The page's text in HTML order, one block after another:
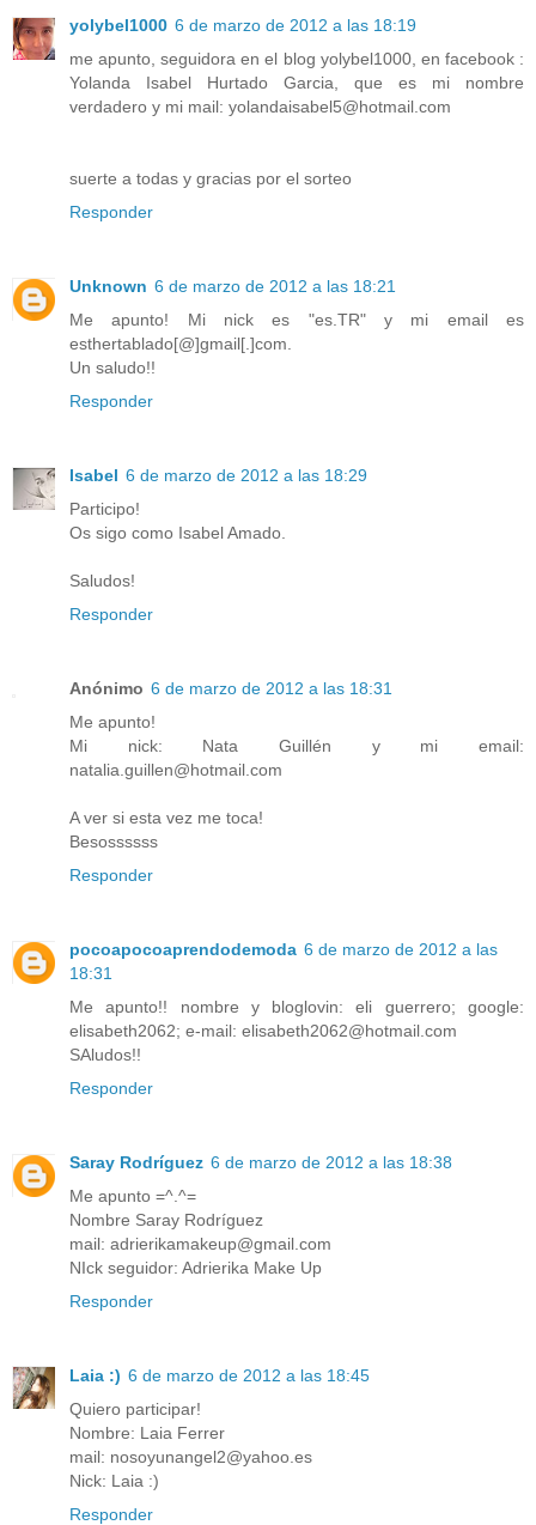
yolybel1000 6 de marzo de 2012 a las 18:19
me apunto, seguidora en el blog yolybel1000, en facebook :
Yolanda Isabel Hurtado Garcia, que es mi nombre
verdadero y mi mail: yolandaisabel5@hotmail.com
suerte a todas y gracias por el sorteo
Responder
Unknown 6 de marzo de 2012 a las 18:21
Me apunto! Mi nick es "es.TR" y mi email es
esthertablado[@]gmail[.]com.
Un saludo!!
Responder
Isabel 6 de marzo de 2012 a las 18:29
Participo!
Os sigo como Isabel Amado.
Saludos!
Responder
Anónimo 6 de marzo de 2012 a las 18:31
Me apunto!
Mi nick: Nata Guillén y mi email:
natalia.guillen@hotmail.com
A ver si esta vez me toca!
Besossssss
Responder
pocoapocoaprendodemoda 6 de marzo de 2012 a las
18:31
Me apunto!! nombre y bloglovin: eli guerrero; google:
elisabeth2062; e-mail: elisabeth2062@hotmail.com
SAludos!!
Responder
Saray Rodríguez 6 de marzo de 2012 a las 18:38
Me apunto =^.^=
Nombre Saray Rodríguez
mail: adrierikamakeup@gmail.com
NIck seguidor: Adrierika Make Up
Responder
Laia :) 6 de marzo de 2012 a las 18:45
Quiero participar!
Nombre: Laia Ferrer
mail: nosoyunangel2@yahoo.es
Nick: Laia :)
Responder